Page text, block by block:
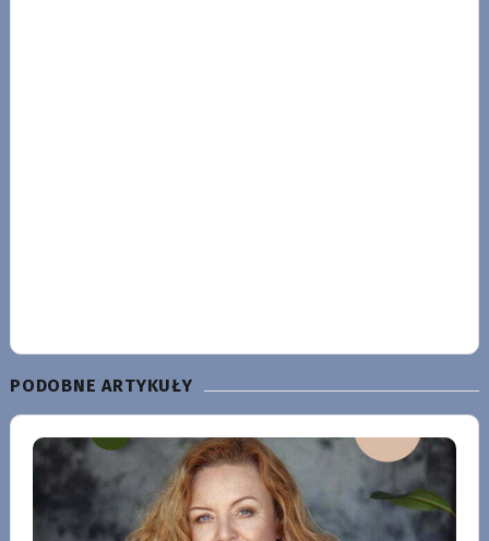
PODOBNE ARTYKUŁY